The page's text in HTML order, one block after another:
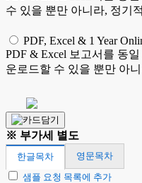
수 있을 뿐만 아니라, 정기
PDF, Excel & 1 Year
PDF & Excel 보고서를 동
운로드할 수 있을 뿐만 아
※ 부가세 별도
한글목차
영문목차
샘플 요청 목록에 추가